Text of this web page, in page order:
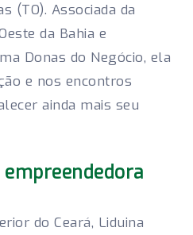
(TO). Associada da
da Bahia e
Donas do Negócio, ela
e nos encontros
ainda mais seu
do Ceará, Liduina